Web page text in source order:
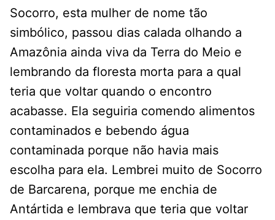
Socorro, esta mulher de nome tão
simbólico, passou dias calada olhando a
Amazônia ainda viva da Terra do Meio e
lembrando da floresta morta para a qual
teria que voltar quando o encontro
acabasse. Ela seguiria comendo alimentos
contaminados e bebendo água
contaminada porque não havia mais
escolha para ela. Lembrei muito de Socorro
de Barcarena, porque me enchia de
Antártida e lembrava que teria que voltar